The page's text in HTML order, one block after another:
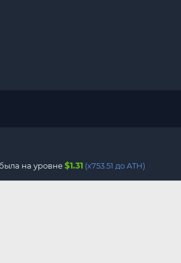
на уровне$1.31 (x753.51 до ATH)